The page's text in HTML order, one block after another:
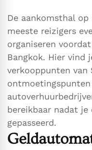
De aankomsthal
meeste reizigers
organiseren
Bangkok. Hier vind
verkooppunten van
ontmoetingspunten
bereikbaar nadat je
gepasseerd.